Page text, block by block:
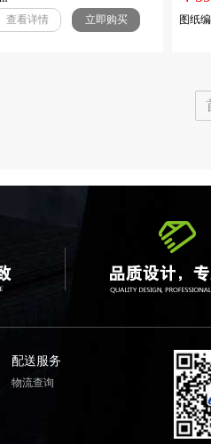
查看详情 立即购买 图纸编
配送服务
物流查询